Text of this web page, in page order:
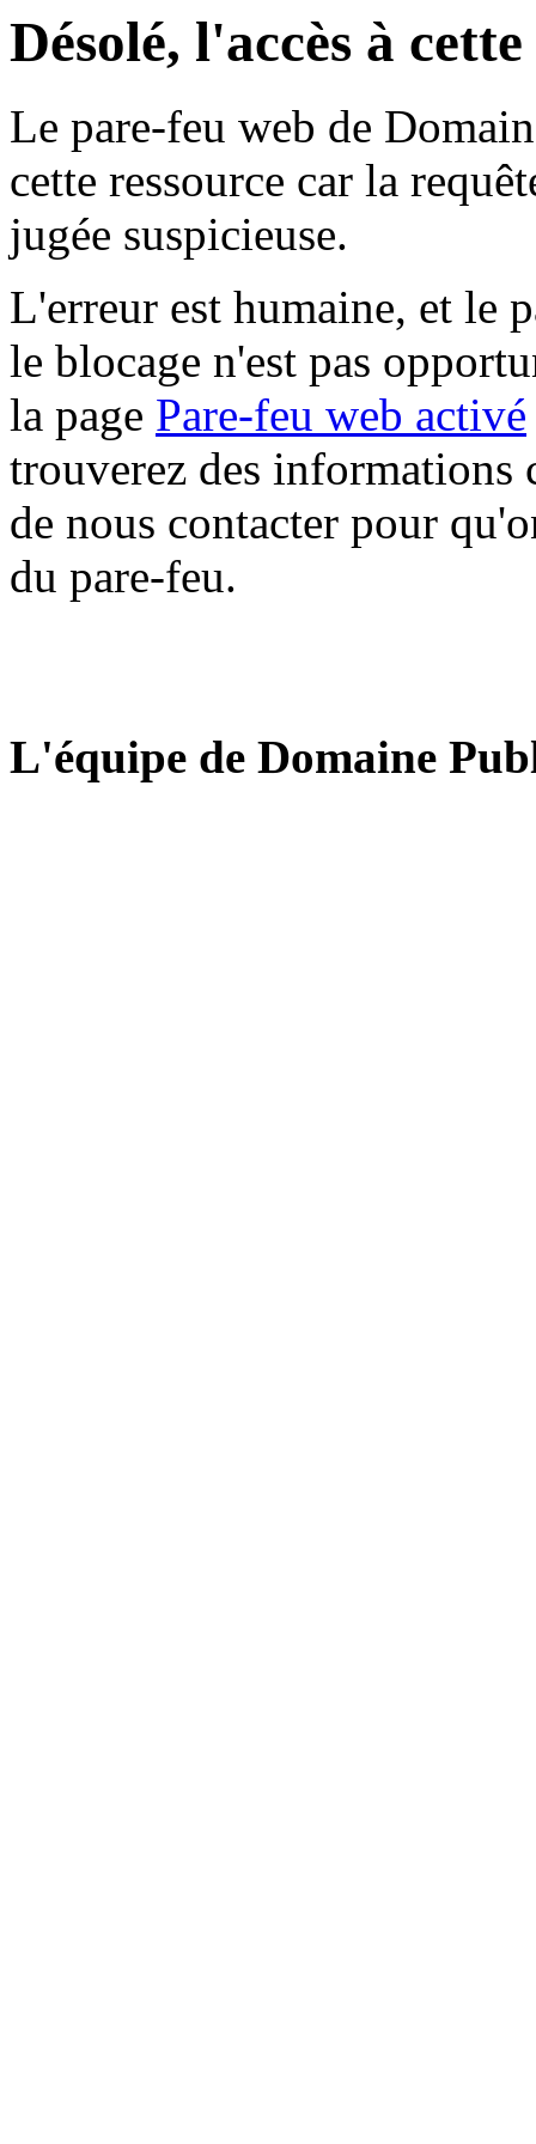
Désolé, l'accès à
Le pare-feu web de
cette ressource car la
jugée suspicieuse.
L'erreur est humaine, et le
le blocage n'est pas
la page Pare-feu web activé
trouverez des informations
de nous contacter pour
du pare-feu.
L'équipe de Domaine